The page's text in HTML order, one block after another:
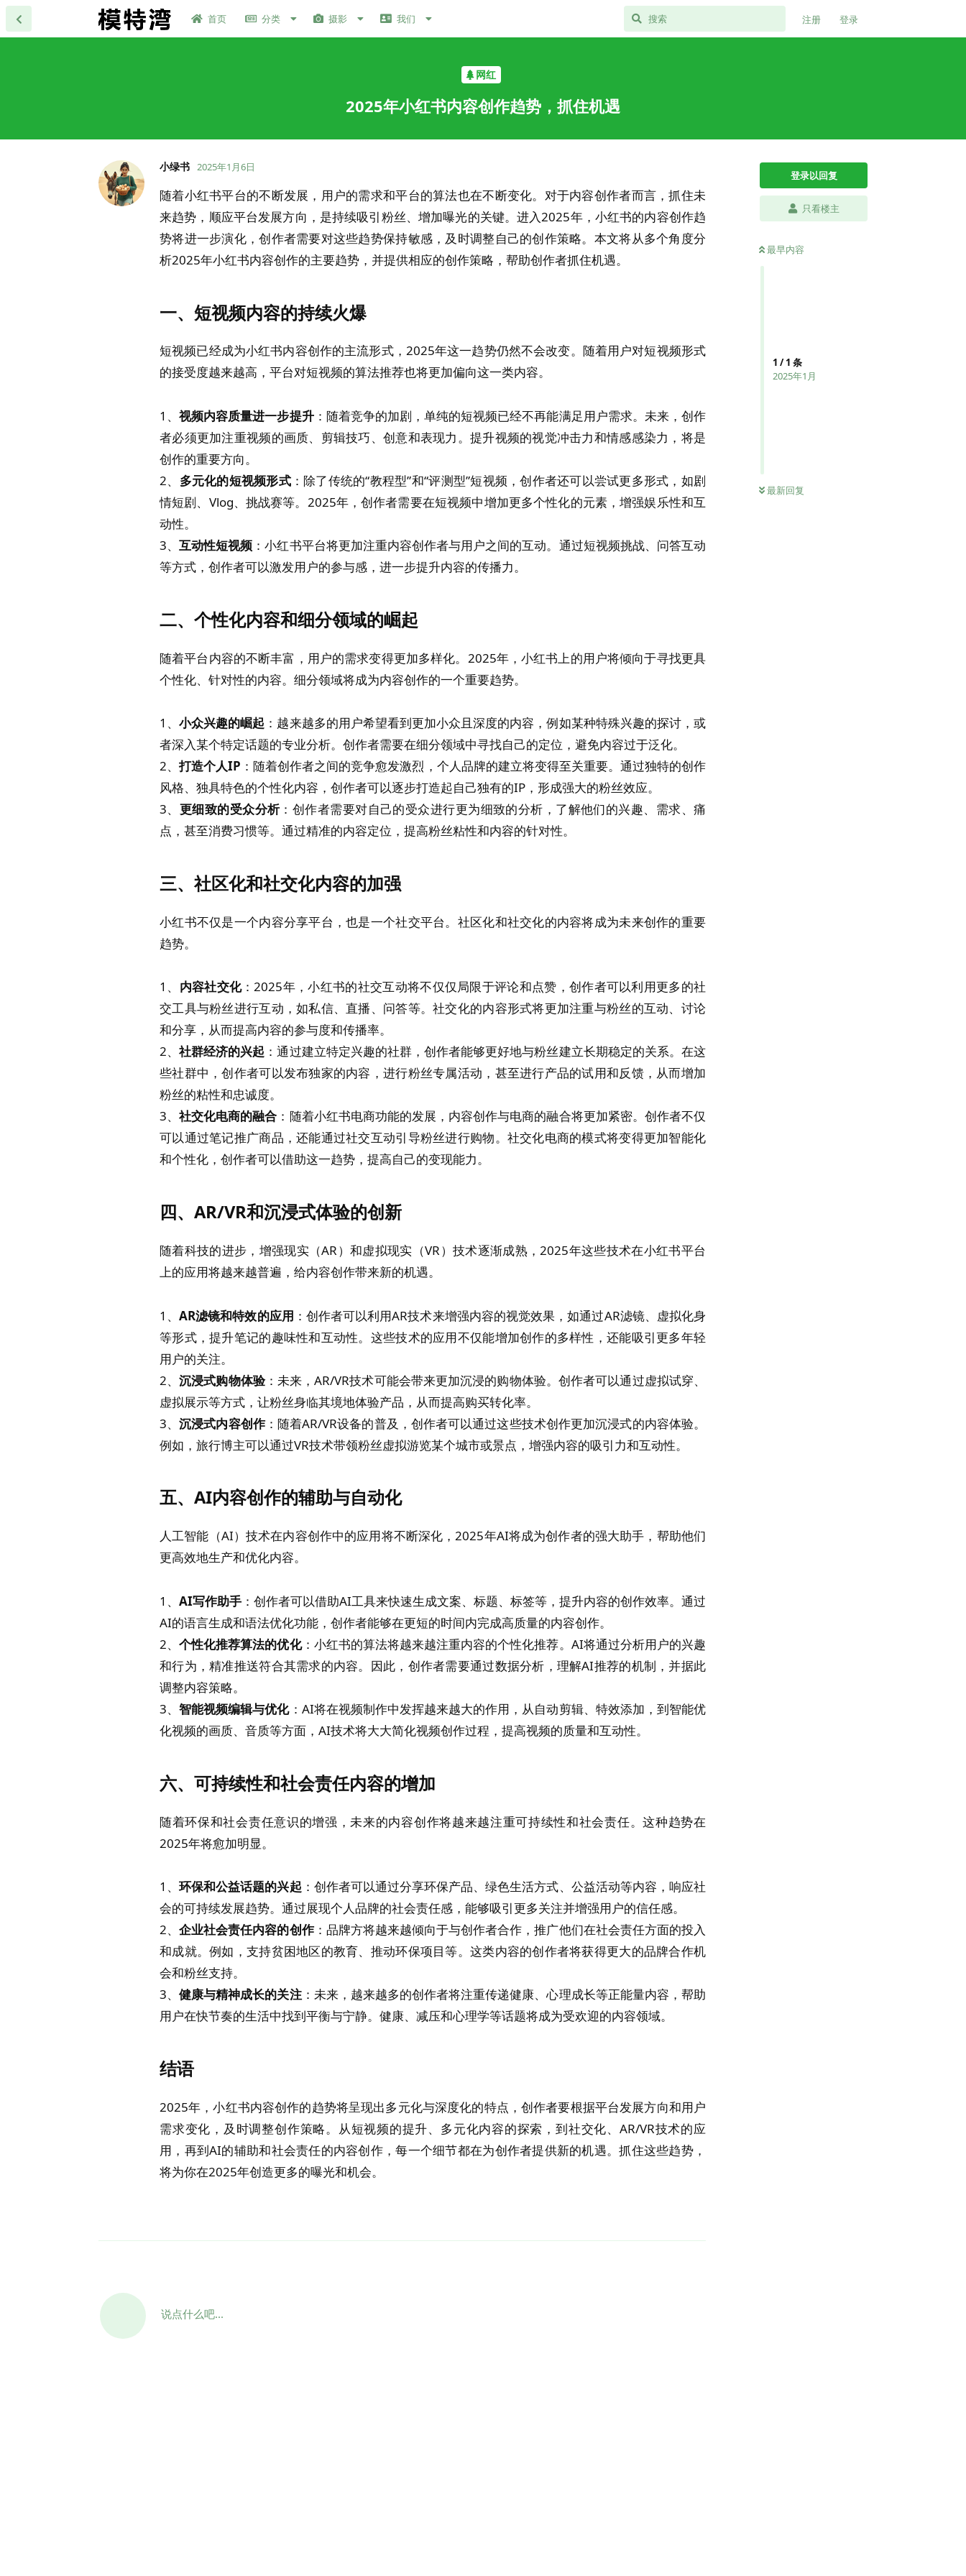
首页 分类 摄影 我们 注册 登录
网红
2025年小红书内容创作趋势，抓住机遇
登录以回复
只看楼主
最早内容
1 /1 条
2025年1月
最新回复
小绿书 2025年1月6日
随着小红书平台的不断发展，用户的需求和平台的算法也在不断变化。对于内容创作者而言，抓住未
来趋势，顺应平台发展方向，是持续吸引粉丝、增加曝光的关键。进入2025年，小红书的内容创作趋
势将进一步演化，创作者需要对这些趋势保持敏感，及时调整自己的创作策略。本文将从多个角度分
析2025年小红书内容创作的主要趋势，并提供相应的创作策略，帮助创作者抓住机遇。
一、短视频内容的持续火爆
短视频已经成为小红书内容创作的主流形式，2025年这一趋势仍然不会改变。随着用户对短视频形式
的接受度越来越高，平台对短视频的算法推荐也将更加偏向这一类内容。
1、视频内容质量进一步提升：随着竞争的加剧，单纯的短视频已经不再能满足用户需求。未来，创作
者必须更加注重视频的画质、剪辑技巧、创意和表现力。提升视频的视觉冲击力和情感感染力，将是
创作的重要方向。
2、 多元化的短视频形式：除了传统的“教程型”和“评测型”短视频，创作者还可以尝试更多形式，如剧
情短剧、Vlog、挑战赛等。2025年，创作者需要在短视频中增加更多个性化的元素，增强娱乐性和互
动性。
3、互动性短视频 ：小红书平台将更加注重内容创作者与用户之间的互动。通过短视频挑战、问答互动
等方式，创作者可以激发用户的参与感，进一步提升内容的传播力。
二、个性化内容和细分领域的崛起
随着平台内容的不断丰富，用户的需求变得更加多样化。2025年，小红书上的用户将倾向于寻找更具
个性化、针对性的内容。细分领域将成为内容创作的一个重要趋势。
1、小众兴趣的崛起 ：越来越多的用户希望看到更加小众且深度的内容，例如某种特殊兴趣的探讨，或
者深入某个特定话题的专业分析。创作者需要在细分领域中寻找自己的定位，避免内容过于泛化。
2、打造个人IP ：随着创作者之间的竞争愈发激烈，个人品牌的建立将变得至关重要。通过独特的创作
风格、独具特色的个性化内容，创作者可以逐步打造起自己独有的IP，形成强大的粉丝效应。
3、 更细致的受众分析：创作者需要对自己的受众进行更为细致的分析，了解他们的兴趣、需求、痛
点，甚至消费习惯等。通过精准的内容定位，提高粉丝粘性和内容的针对性。
三、社区化和社交化内容的加强
小红书不仅是一个内容分享平台，也是一个社交平台。社区化和社交化的内容将成为未来创作的重要
趋势。
1、 内容社交化：2025年，小红书的社交互动将不仅仅局限于评论和点赞，创作者可以利用更多的社
交工具与粉丝进行互动，如私信、直播、问答等。社交化的内容形式将更加注重与粉丝的互动、讨论
和分享，从而提高内容的参与度和传播率。
2、社群经济的兴起 ：通过建立特定兴趣的社群，创作者能够更好地与粉丝建立长期稳定的关系。在这
些社群中，创作者可以发布独家的内容，进行粉丝专属活动，甚至进行产品的试用和反馈，从而增加
粉丝的粘性和忠诚度。
3、社交化电商的融合 ：随着小红书电商功能的发展，内容创作与电商的融合将更加紧密。创作者不仅
可以通过笔记推广商品，还能通过社交互动引导粉丝进行购物。社交化电商的模式将变得更加智能化
和个性化，创作者可以借助这一趋势，提高自己的变现能力。
四、AR/VR和沉浸式体验的创新
随着科技的进步，增强现实（AR）和虚拟现实（VR）技术逐渐成熟，2025年这些技术在小红书平台
上的应用将越来越普遍，给内容创作带来新的机遇。
1、AR滤镜和特效的应用 ：创作者可以利用AR技术来增强内容的视觉效果，如通过AR滤镜、虚拟化身
等形式，提升笔记的趣味性和互动性。这些技术的应用不仅能增加创作的多样性，还能吸引更多年轻
用户的关注。
2、沉浸式购物体验：未来，AR/VR技术可能会带来更加沉浸的购物体验。创作者可以通过虚拟试穿、
虚拟展示等方式，让粉丝身临其境地体验产品，从而提高购买转化率。
3、沉浸式内容创作：随着AR/VR设备的普及，创作者可以通过这些技术创作更加沉浸式的内容体验。
例如，旅行博主可以通过VR技术带领粉丝虚拟游览某个城市或景点，增强内容的吸引力和互动性。
五、AI内容创作的辅助与自动化
人工智能（AI）技术在内容创作中的应用将不断深化，2025年AI将成为创作者的强大助手，帮助他们
更高效地生产和优化内容。
1、 AI写作助手 ：创作者可以借助AI工具来快速生成文案、标题、标签等，提升内容的创作效率。通过
AI的语言生成和语法优化功能，创作者能够在更短的时间内完成高质量的内容创作。
2、个性化推荐算法的优化：小红书的算法将越来越注重内容的个性化推荐。AI将通过分析用户的兴趣
和行为，精准推送符合其需求的内容。因此，创作者需要通过数据分析，理解AI推荐的机制，并据此
调整内容策略。
3、智能视频编辑与优化：AI将在视频制作中发挥越来越大的作用，从自动剪辑、特效添加，到智能优
化视频的画质、音质等方面，AI技术将大大简化视频创作过程，提高视频的质量和互动性。
六、可持续性和社会责任内容的增加
随着环保和社会责任意识的增强，未来的内容创作将越来越注重可持续性和社会责任。这种趋势在
2025年将愈加明显。
1、环保和公益话题的兴起 ：创作者可以通过分享环保产品、绿色生活方式、公益活动等内容，响应社
会的可持续发展趋势。通过展现个人品牌的社会责任感，能够吸引更多关注并增强用户的信任感。
2、企业社会责任内容的创作：品牌方将越来越倾向于与创作者合作，推广他们在社会责任方面的投入
和成就。例如，支持贫困地区的教育、推动环保项目等。这类内容的创作者将获得更大的品牌合作机
会和粉丝支持。
3、健康与精神成长的关注：未来，越来越多的创作者将注重传递健康、心理成长等正能量内容，帮助
用户在快节奏的生活中找到平衡与宁静。健康、减压和心理学等话题将成为受欢迎的内容领域。
结语
2025年，小红书内容创作的趋势将呈现出多元化与深度化的特点，创作者要根据平台发展方向和用户
需求变化，及时调整创作策略。从短视频的提升、多元化内容的探索，到社交化、AR/VR技术的应
用，再到AI的辅助和社会责任的内容创作，每一个细节都在为创作者提供新的机遇。抓住这些趋势，
将为你在2025年创造更多的曝光和机会。
说点什么吧...